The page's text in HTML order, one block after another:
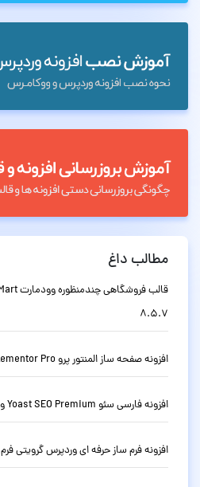
مطالب داغ
8.5.7
افزونه صفحه ساز المنتور پرو Elementor Pro وردپرس نسخه 4.2.1
افزونه فارسی سئو Yoast SEO Premium وردپرس نسخه حرفه ای 28.1
افزونه فرم ساز حرفه ای وردپرس گرویتی فرم Gravity Forms نسخه 3.0.0